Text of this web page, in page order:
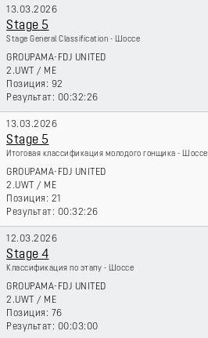
13.03.2026
Stage 5
Stage General Classification - Шоссе
GROUPAMA-FDJ UNITED
2.UWT / ME
92
00:32:26
13.03.2026
Stage 5
Итоговая классификация молодого гонщика - Шоссе
GROUPAMA-FDJ UNITED
2.UWT / ME
21
00:32:26
12.03.2026
Stage 4
Классификация по этапу - Шоссе
GROUPAMA-FDJ UNITED
2.UWT / ME
76
00:03:00